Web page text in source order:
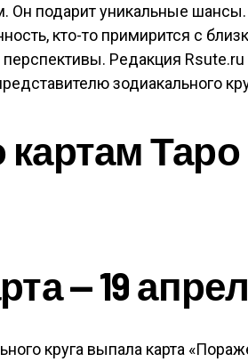
Он подарит уникальные
кто-то примирится с
Редакция Rsute.ru
зодиакального
картам
— 19
круга выпала карта